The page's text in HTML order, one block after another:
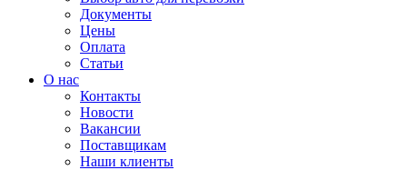
Документы
Цены
Оплата
Статьи
О нас
Контакты
Новости
Вакансии
Поставщикам
Наши клиенты